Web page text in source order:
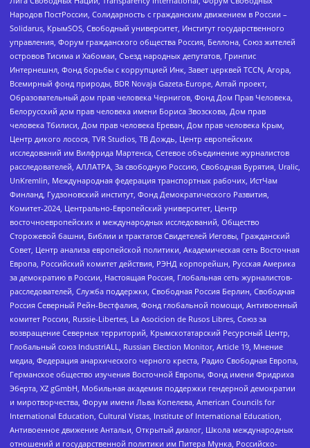
Народов ПостРоссии, Солидарность с гражданским движением в России –
Solidarus, КрымSOS, Свободный университет, Институт государственного
управления, Форум гражданского общества Россия, Беллона, Союз жителей
островов Тисима и Хабомаи, Съезд народных депутатов, Гринпис
Интернешнл, Фонд борьбы с коррупцией Инк, Завет церквей TCCN, Агора,
Всемирный фонд природы, BDR Novaja Gazeta-Europe, Алтай проект,
Образовательный дом прав человека Чернигов, Фонд Дом Прав Человека,
Белорусский дом прав человека имени Бориса Звозскова, Дом прав
человека Тбилиси, Дом прав человека Ереван, Дом прав человека Крым,
Центр дикого лосося, TVR Studios, ТВ Дождь, Центр европейских
исследований им Вилфрида Мартенса, Сетевое объединение журналистов
расследователей, АЛЛАТРА, За свободную Россию, Свободная Бурятия, Uralic,
UnKremlin, Международная федерация транспортных рабочих, ИстЧам
Финланд, Гудзоновский институт, Фонд Демократического Развития,
Комитет-2024, Центрально-Европейский университет, Центр
восточноевропейских и международных исследований, Общество
Сторожевой башни, Библии и трактатов Свидетелей Иеговы, Гражданский
Совет, Центр анализа европейской политики, Академическая сеть Восточная
Европа, Российский комитет действия, РЭНД корпорейшн, Русская Америка
за демократию в России, Настоящая Россия, Глобальная сеть журналистов-
расследователей, Служба поддержки, Свободная Россия Берлин, Свободная
Россия Северный Рейн-Вестфалия, Фонд глобальной помощи, Антивоенный
комитет России, Russie-Libertes, La Asocicion de Rusos Libres, Союз за
возвращение Северных территорий, Крымскотатарский Ресурсный Центр,
Глобальный союз IndustriALL, Russian Election Monitor, Article 19, Мнение
медиа, Федерация анархического черного креста, Радио Свободная Европа,
Германское общество изучения Восточной Европы, Фонд имени Фридриха
Эберта, XZ gGmbH, Мобильная академия поддержки гендерной демократии
и миротворчества, Форум имени Льва Копелева, American Councils for
International Education, Cultural Vistas, Institute of International Education,
Антивоенное движение Антальи, Открытый диалог, Школа международных
отношений и государственной политики им Питера Мунка, Российско-